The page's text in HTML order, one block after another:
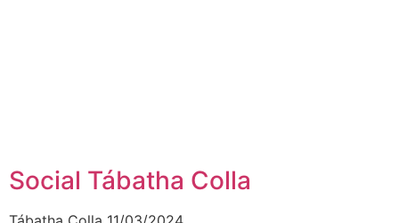
Social Tábatha Colla